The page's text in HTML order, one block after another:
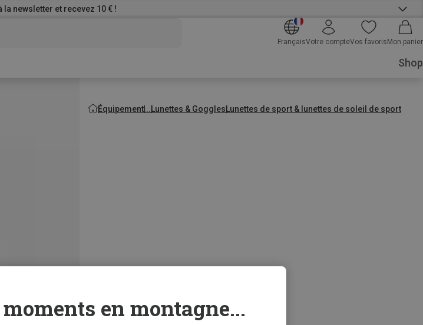
newsletter et recevez 10 € !
FrançaisVotre compteVos favoris Mon panier
Shop
Équipement Lunettes & GogglesLunettes de sport & lunettes de soleil de sport
en montagne...